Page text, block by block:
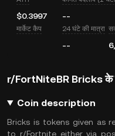
$0.3997 --
मार्केट कैप 24 घंटे की मात्रा
--
r/FortNiteBR Bricks के
Coin description
Bricks is tokens given as
to r/Fortnite either via